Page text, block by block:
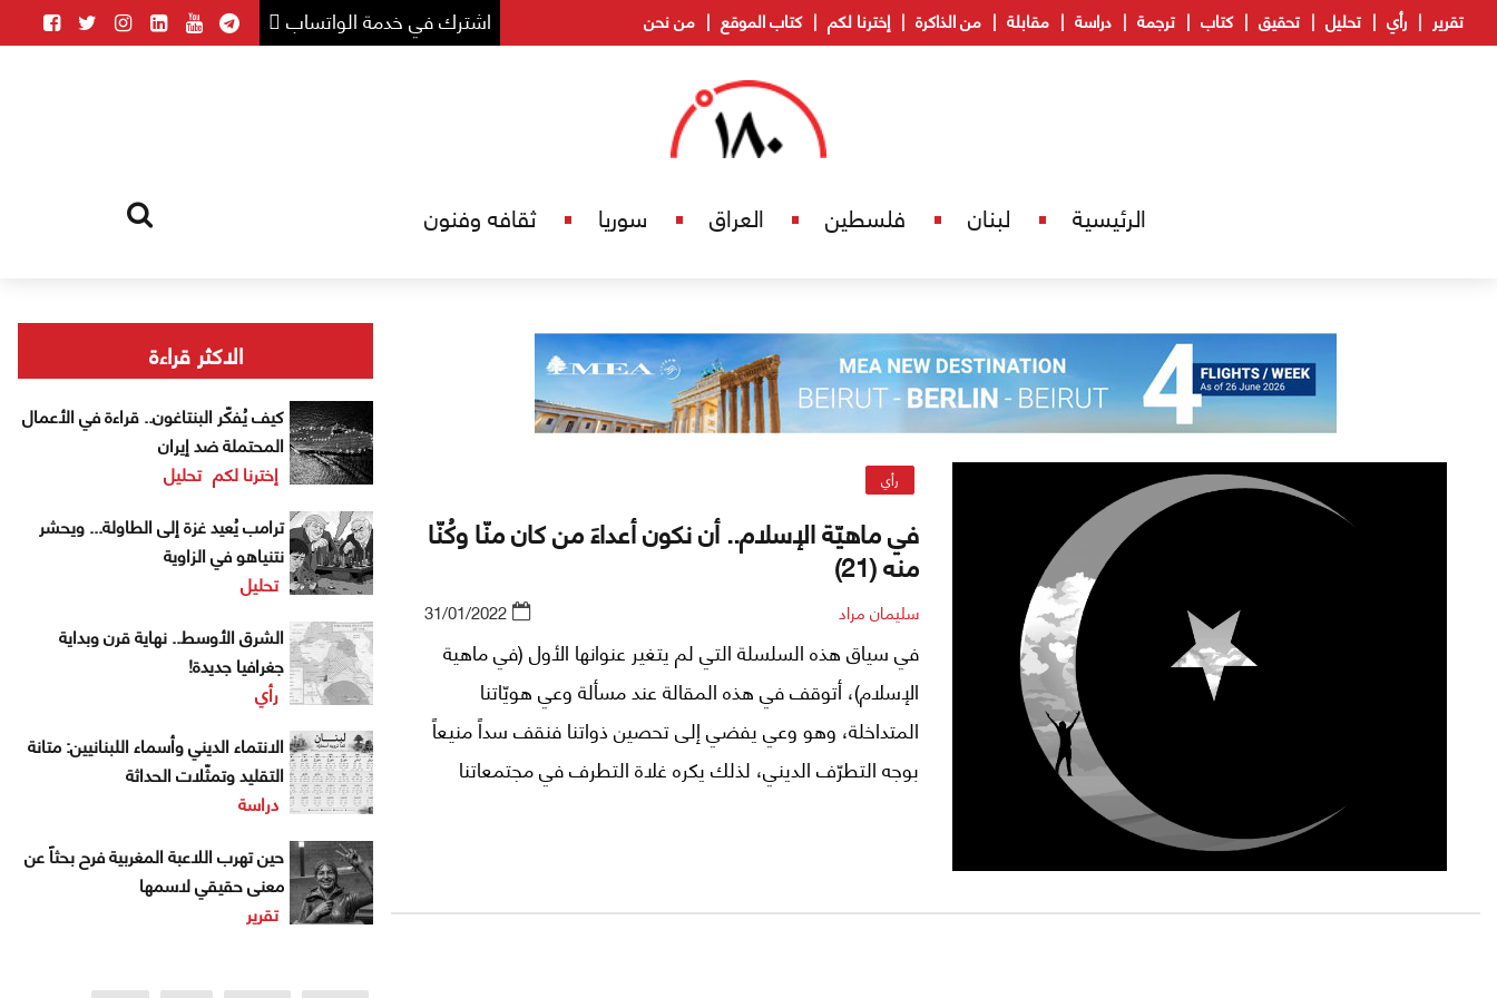
اشترك في خدمة الواتساب تقرير رأي تحليل تحقيق كتاب ترجمة دراسة مقابلة من الذاكرة إخترنا لكم كتاب الموقع من نحن
الرئيسية لبنان فلسطين العراق سوريا ثقافه وفنون
رأي
في ماهيّة الإسلام.. أن نكون أعداءَ من كان منّا وكُنّا
منه (21)
سليمان مراد 31/01/2022
في سياق هذه السلسلة التي لم يتغير عنوانها الأول (في ماهية
الإسلام)، أتوقف في هذه المقالة عند مسألة وعي هويّاتنا
المتداخلة، وهو وعي يفضي إلى تحصين ذواتنا فنقف سداً منيعاً
بوجه التطرّف الديني، لذلك يكره غلاة التطرف في مجتمعاتنا
الاكثر قراءة
كيف يُفكّر البنتاغون.. قراءة في الأعمال
المحتملة ضد إيران
إخترنا لكم تحليل
ترامب يُعيد غزة إلى الطاولة... ويحشر
نتنياهو في الزاوية
تحليل
الشرق الأوسط.. نهاية قرن وبداية
جغرافيا جديدة!
رأي
الانتماء الديني وأسماء اللبنانيين: متانة
التقليد وتمثّلات الحداثة
دراسة
حين تهرب اللاعبة المغربية فرح بحثاً عن
معنى حقيقي لاسمها
تقرير